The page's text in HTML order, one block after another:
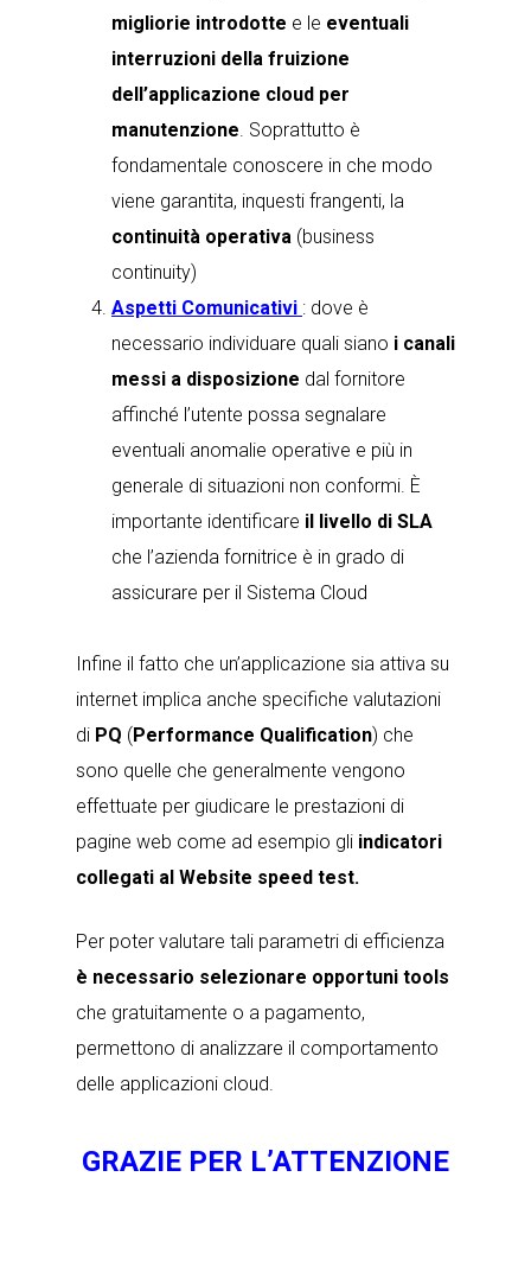
migliorie introdotte e le eventuali
interruzioni della fruizione
dell’applicazione cloud per
manutenzione. Soprattutto è
fondamentale conoscere in che modo
viene garantita, inquesti frangenti, la
continuità operativa (business
continuity)
Aspetti Comunicativi : dove è
necessario individuare quali siano i canali
messi a disposizione dal fornitore
affinché l’utente possa segnalare
eventuali anomalie operative e più in
generale di situazioni non conformi. È
importante identificare il livello di SLA
che l’azienda fornitrice è in grado di
assicurare per il Sistema Cloud
Infine il fatto che un’applicazione sia attiva su
internet implica anche specifiche valutazioni
di PQ (Performance Qualification) che
sono quelle che generalmente vengono
effettuate per giudicare le prestazioni di
pagine web come ad esempio gli indicatori
collegati al Website speed test.
Per poter valutare tali parametri di efficienza
è necessario selezionare opportuni tools
che gratuitamente o a pagamento,
permettono di analizzare il comportamento
delle applicazioni cloud.
GRAZIE PER L’ATTENZIONE